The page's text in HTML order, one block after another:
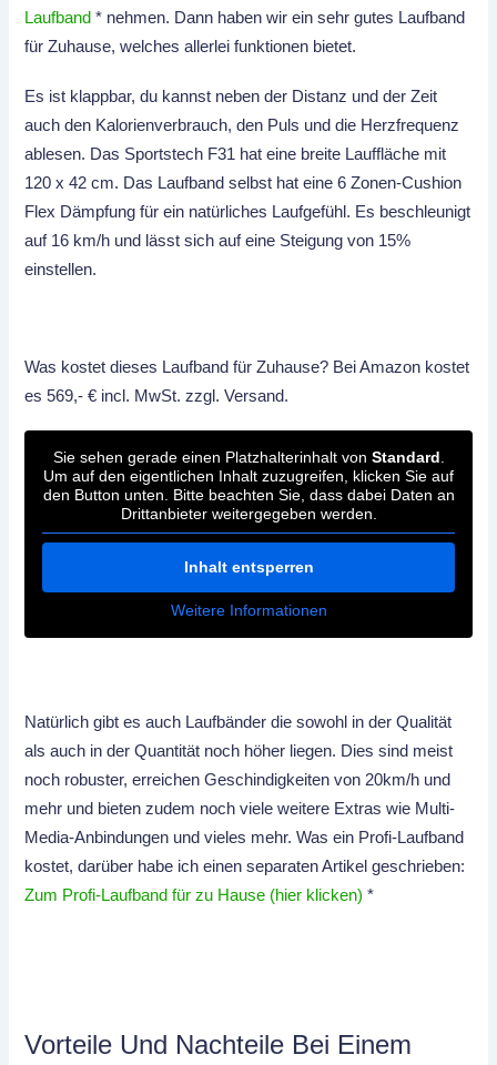
Laufband * nehmen. Dann haben wir ein sehr gutes Laufband
für Zuhause, welches allerlei funktionen bietet.
Es ist klappbar, du kannst neben der Distanz und der Zeit
auch den Kalorienverbrauch, den Puls und die Herzfrequenz
ablesen. Das Sportstech F31 hat eine breite Lauffläche mit
120 x 42 cm. Das Laufband selbst hat eine 6 Zonen-Cushion
Flex Dämpfung für ein natürliches Laufgefühl. Es beschleunigt
auf 16 km/h und lässt sich auf eine Steigung von 15%
einstellen.
Was kostet dieses Laufband für Zuhause? Bei Amazon kostet
es 569,- € incl. MwSt. zzgl. Versand.
Sie sehen gerade einen Platzhalterinhalt von Standard.
Um auf den eigentlichen Inhalt zuzugreifen, klicken Sie auf
den Button unten. Bitte beachten Sie, dass dabei Daten an
Drittanbieter weitergegeben werden.
Inhalt entsperren
Weitere Informationen
Natürlich gibt es auch Laufbänder die sowohl in der Qualität
als auch in der Quantität noch höher liegen. Dies sind meist
noch robuster, erreichen Geschindigkeiten von 20km/h und
mehr und bieten zudem noch viele weitere Extras wie Multi-
Media-Anbindungen und vieles mehr. Was ein Profi-Laufband
kostet, darüber habe ich einen separaten Artikel geschrieben:
Zum Profi-Laufband für zu Hause (hier klicken) *
Vorteile Und Nachteile Bei Einem